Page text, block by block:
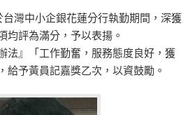
灣中小企銀花蓮分行執勤期間，深獲
均評為滿分，予以表揚。
法』「工作勤奮，服務態度良好，獲
給予黃員記嘉獎乙次，以資鼓勵。